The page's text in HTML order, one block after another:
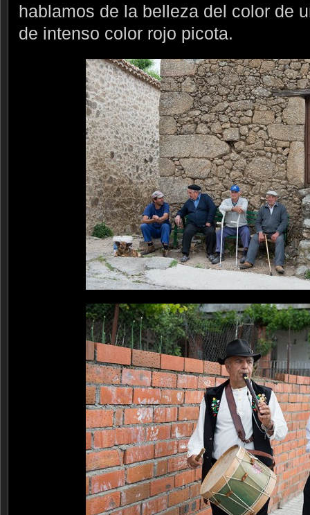
hablamos de la belleza del color de
de intenso color rojo picota.